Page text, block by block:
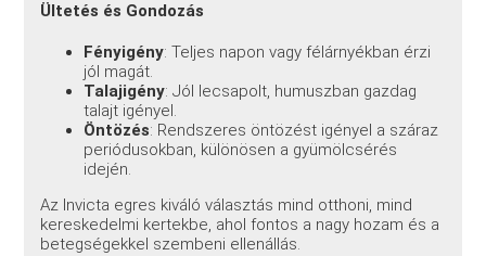
Ültetés és Gondozás
Fényigény: Teljes napon vagy félárnyékban érzi
jól magát.
Talajigény: Jól lecsapolt, humuszban gazdag
talajt igényel.
Öntözés: Rendszeres öntözést igényel a száraz
periódusokban, különösen a gyümölcsérés
idején.
Az Invicta egres kiváló választás mind otthoni, mind
kereskedelmi kertekbe, ahol fontos a nagy hozam és a
betegségekkel szembeni ellenállás.